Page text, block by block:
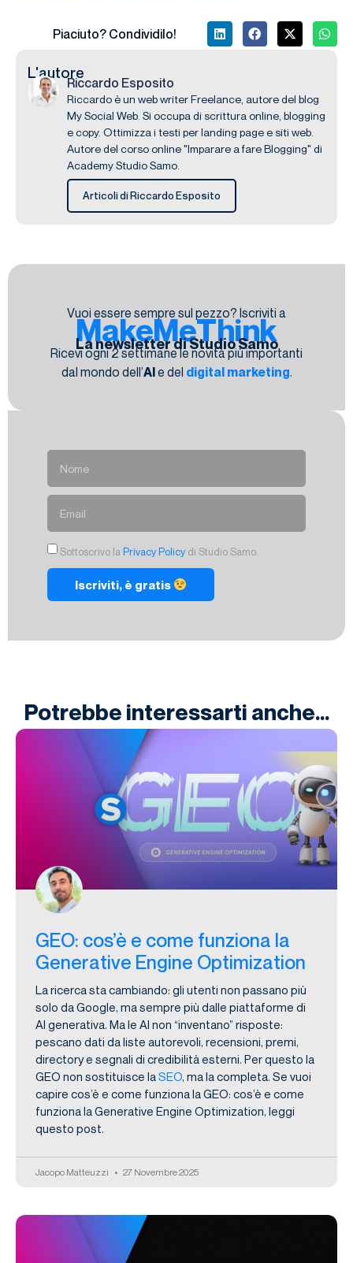
Piaciuto? Condividilo!
L'autore
Riccardo Esposito
Riccardo è un web writer Freelance, autore del blog
My Social Web. Si occupa di scrittura online, blogging
e copy. Ottimizza i testi per landing page e siti web.
Autore del corso online "Imparare a fare Blogging" di
Academy Studio Samo.
Articoli di Riccardo Esposito
Vuoi essere sempre sul pezzo? Iscriviti a
MakeMeThink
La newsletter di Studio Samo
Ricevi ogni 2 settimane le novità più importanti
dal mondo dell’AIe del digital marketing.
Sottoscrivo la Privacy Policy di Studio Samo.
Iscriviti, è gratis
Potrebbe interessarti anche...
GEO: cos’è e come funziona la
Generative Engine Optimization
La ricerca sta cambiando: gli utenti non passano più
solo da Google, ma sempre più dalle piattaforme di
AI generativa. Ma le AI non “inventano” risposte:
pescano dati da liste autorevoli, recensioni, premi,
directory e segnali di credibilità esterni. Per questo la
GEO non sostituisce laSEO, ma la completa. Se vuoi
capire cos’è e come funziona la GEO: cos’è e come
funziona la Generative Engine Optimization, leggi
questo post.
Jacopo Matteuzzi 27 Novembre 2025